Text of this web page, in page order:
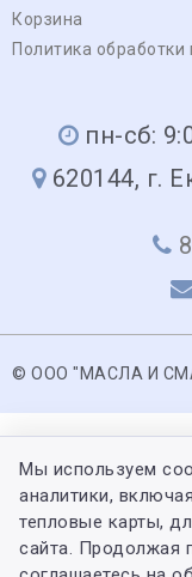
Корзина
Политика
пн-сб:
620144, г.
© ООО "МАСЛА И
Мы используем
аналитики,
тепловые карты,
сайта. Продолжая